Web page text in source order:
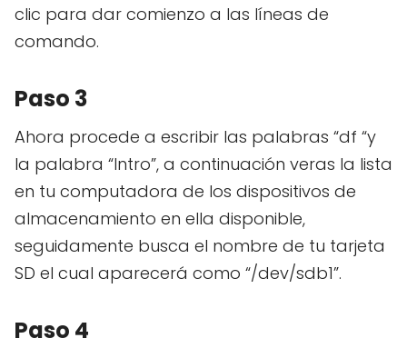
clic para dar comienzo a las líneas de
comando.
Paso 3
Ahora procede a escribir las palabras “df “y
la palabra “Intro”, a continuación veras la lista
en tu computadora de los dispositivos de
almacenamiento en ella disponible,
seguidamente busca el nombre de tu tarjeta
SD el cual aparecerá como “/dev/sdb1”.
Paso 4